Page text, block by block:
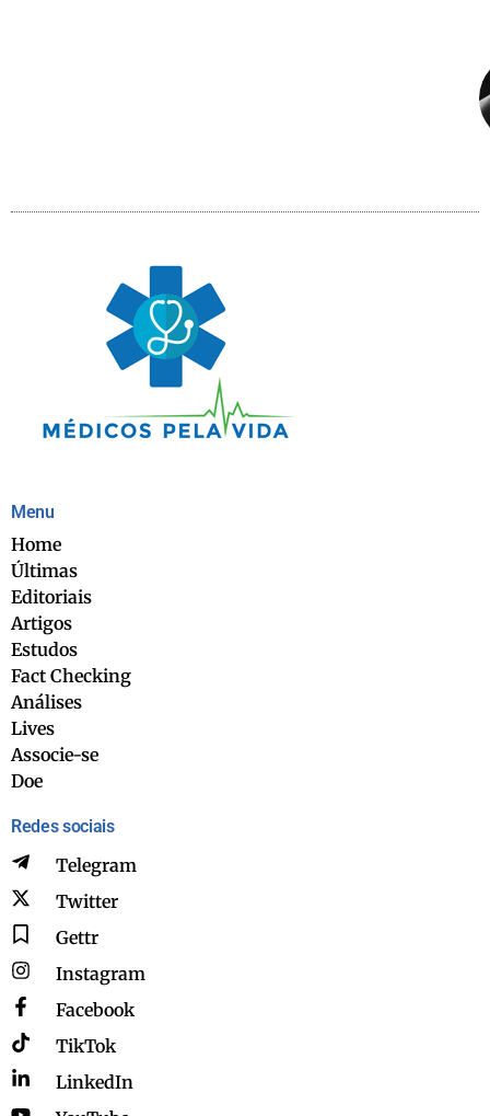
Menu
Home
Últimas
Editoriais
Artigos
Estudos
Fact Checking
Análises
Lives
Associe-se
Doe
Redes sociais
Telegram
Twitter
Gettr
Instagram
Facebook
TikTok
LinkedIn